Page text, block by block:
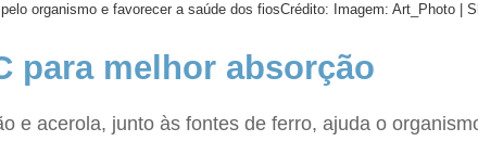
organismo e favorecer a saúde dos fiosCrédito: Imagem: Art_Photo |
para melhor absorção
e acerola, junto às fontes de ferro, ajuda o